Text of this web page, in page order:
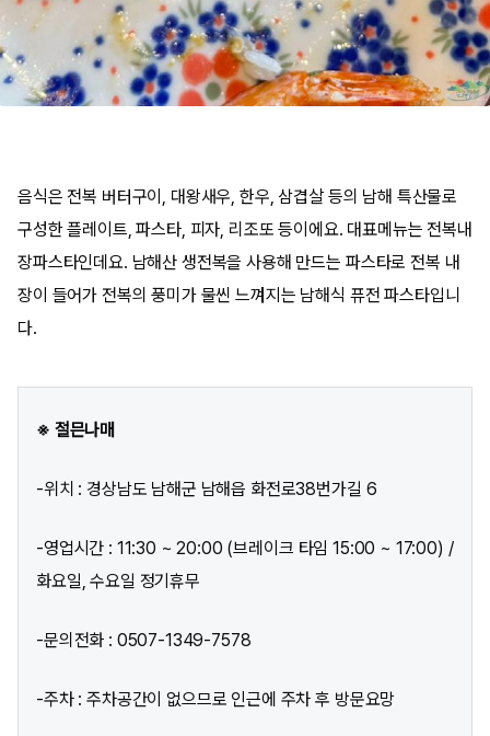
음식은 전복 버터구이, 대왕새우, 한우, 삼겹살 등의 남해 특산물로
구성한 플레이트, 파스타, 피자, 리조또 등이에요. 대표메뉴는 전복내
장파스타인데요. 남해산 생전복을 사용해 만드는 파스타로 전복 내
장이 들어가 전복의 풍미가 물씬 느껴지는 남해식 퓨전 파스타입니
다.
※ 절믄나매
-위치 : 경상남도 남해군 남해읍 화전로38번가길 6
-영업시간 : 11:30 ~ 20:00 (브레이크 타임 15:00 ~ 17:00) /
화요일, 수요일 정기휴무
-문의전화 : 0507-1349-7578
-주차 : 주차공간이 없으므로 인근에 주차 후 방문요망